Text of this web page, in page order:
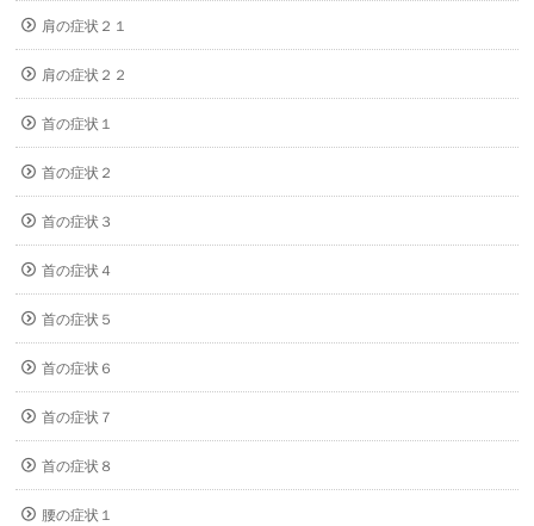
肩の症状２１
肩の症状２２
首の症状１
首の症状２
首の症状３
首の症状４
首の症状５
首の症状６
首の症状７
首の症状８
腰の症状１